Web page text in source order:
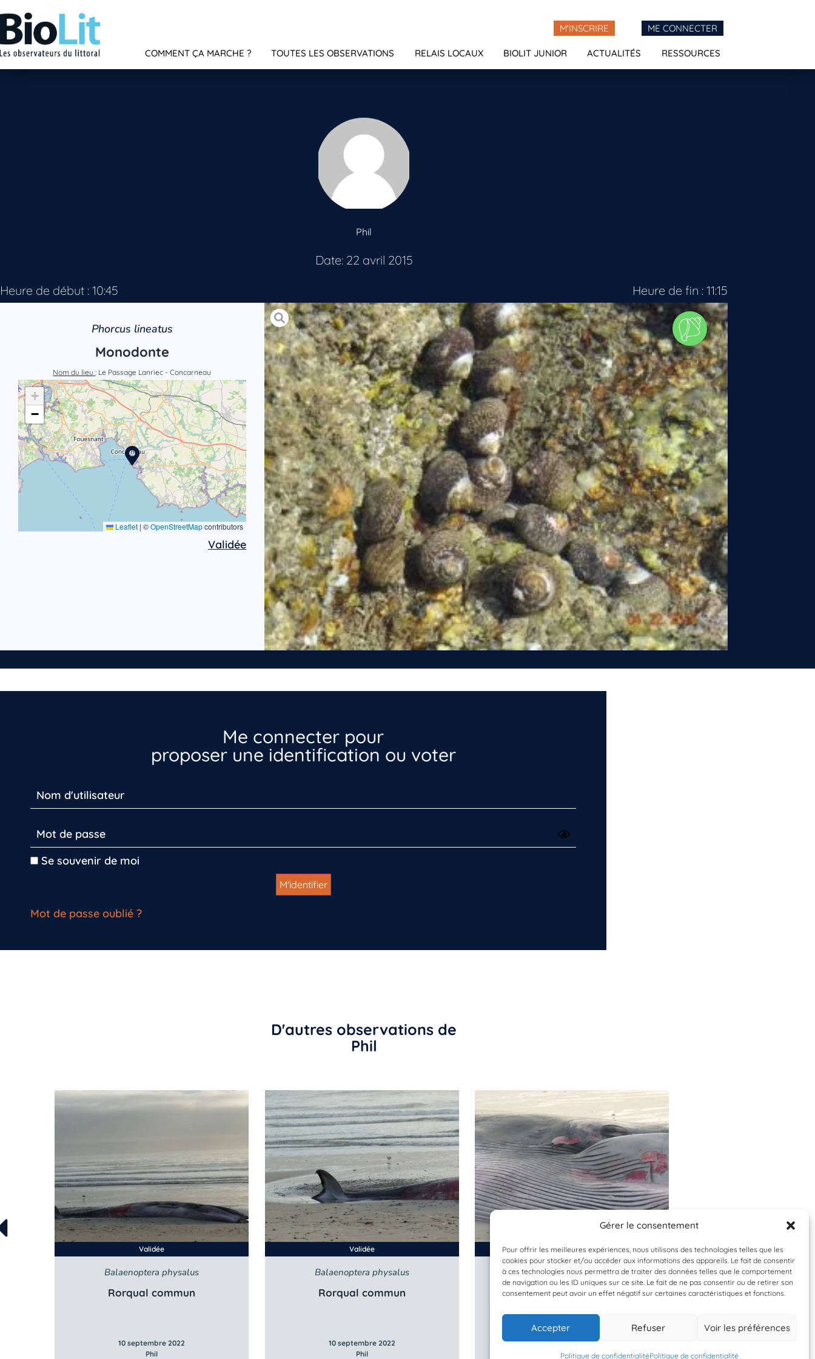
Gérer le consentement
Pour offrir les meilleures expériences, nous utilisons des technologies telles que les
cookies pour stocker et/ou accéder aux informations des appareils. Le fait de consentir
à ces technologies nous permettra de traiter des données telles que le comportement
de navigation ou les ID uniques sur ce site. Le fait de ne pas consentir ou de retirer son
consentement peut avoir un effet négatif sur certaines caractéristiques et fonctions.
Accepter Refuser Voir les préférences
Politique de confidentialitéPolitique de confidentialité
M'INSCRIRE ME CONNECTER
COMMENT ÇA MARCHE ? TOUTES LES OBSERVATIONS RELAIS LOCAUX BIOLIT JUNIOR ACTUALITÉS RESSOURCES
Phil
Date: 22 avril 2015
Heure de début : 10:45
Heure de fin : 11:15
Phorcus lineatus
Monodonte
Nom du lieu: Le Passage Lanriec - Concarneau
+
−
Leaflet | ©OpenStreetMapcontributors
Validée
Me connecter pour
proposer une identification ou voter
Se souvenir de moi
Mot de passe oublié ?
D'autres observations de
Phil
Validée
Balaenoptera physalus
Rorqual commun
10 septembre 2022
Phil
Validée
Balaenoptera physalus
Rorqual commun
10 septembre 2022
Phil
Validée
Balaenoptera physalus
Rorqual commun
10 septembre 2022
Phil
Validée
Balaenoptera
Rorqual